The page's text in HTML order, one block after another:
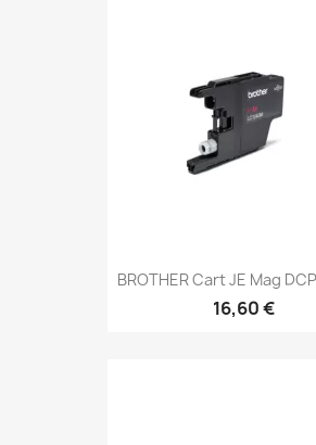
BROTHER Cart JE Mag
16,60 €